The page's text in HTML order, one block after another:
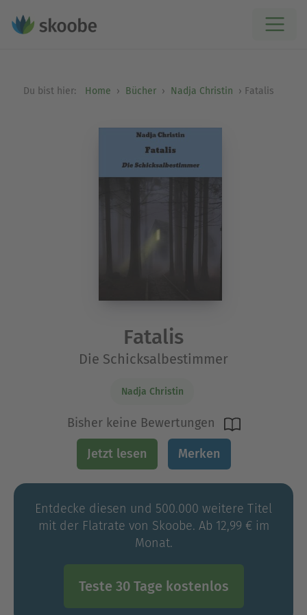
Du bist hier: Home Bücher Nadja Christin Fatalis
Fatalis
Die Schicksalbestimmer
Nadja Christin
Bisher keine Bewertungen
Jetzt lesen Merken
Entdecke diesen und 500.000 weitere Titel
mit der Flatrate von Skoobe. Ab 12,99 € im
Monat.
Teste 30 Tage kostenlos